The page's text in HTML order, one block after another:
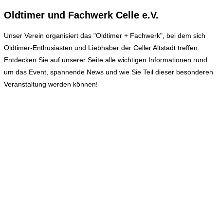
Oldtimer und Fachwerk Celle e.V.
Unser Verein organisiert das "Oldtimer + Fachwerk", bei dem sich
Oldtimer-Enthusiasten und Liebhaber der Celler Altstadt treffen.
Entdecken Sie auf unserer Seite alle wichtigen Informationen rund
um das Event, spannende News und wie Sie Teil dieser besonderen
Veranstaltung werden können!